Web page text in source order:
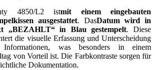
4850/L2 istmit einem eingebauten
ausgestattet. DasDatum wird in
„BEZAHLT“ in Blau gestempelt. Diese
die visuelle Erfassung und Unterscheidung
Informationen, was besonders in einem
von Vorteil ist. Die Farbkontraste sorgen für
Dokumentation.